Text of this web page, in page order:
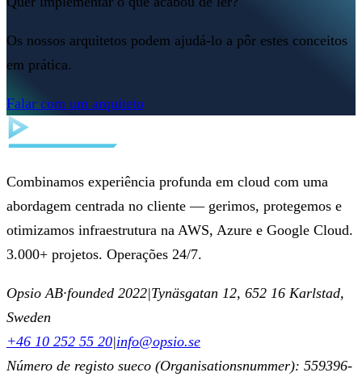
Os nossos arquitetos podem ajudá-lo a pôr estes conceitos
em prática.
Falar com um arquiteto
Combinamos experiência profunda em cloud com uma
abordagem centrada no cliente — gerimos, protegemos e
otimizamos infraestrutura na AWS, Azure e Google Cloud.
3.000+ projetos. Operações 24/7.
Opsio AB·founded 2022|Tynäsgatan 12, 652 16 Karlstad,
Sweden
+46 10 252 55 20|info@opsio.se
Número de registo sueco (Organisationsnummer): 559396-